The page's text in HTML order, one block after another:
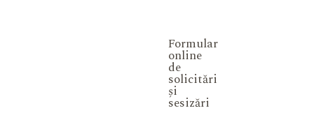
Formular
online
de
solicitări
și
sesizări